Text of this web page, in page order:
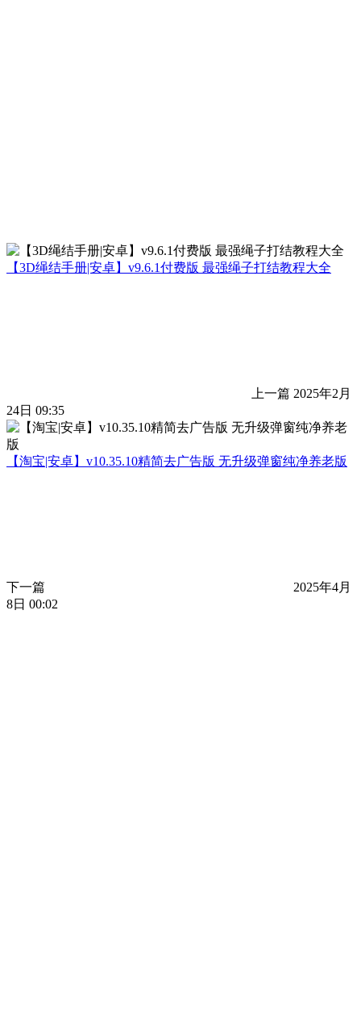
【3D绳结手册|安卓】v9.6.1付费版 最强绳子打结教程大全
上一篇 2025年2月
24日 09:35
【淘宝|安卓】v10.35.10精简去广告版 无升级弹窗纯净养老版
下一篇
2025年4月
8日 00:02